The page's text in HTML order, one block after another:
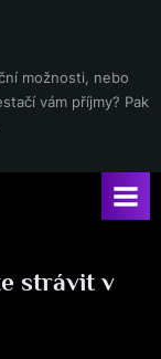
možnosti, nebo
vám příjmy? Pak
strávit v